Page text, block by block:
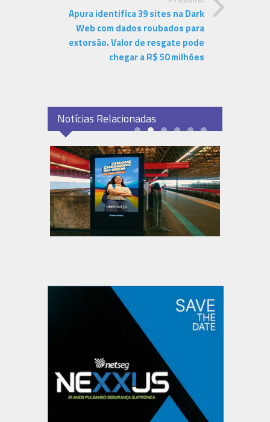
Apura identifica 39 sites na Dark
Web com dados roubados para
extorsão. Valor de resgate pode
chegar a R$ 50 milhões
Notícias Relacionadas